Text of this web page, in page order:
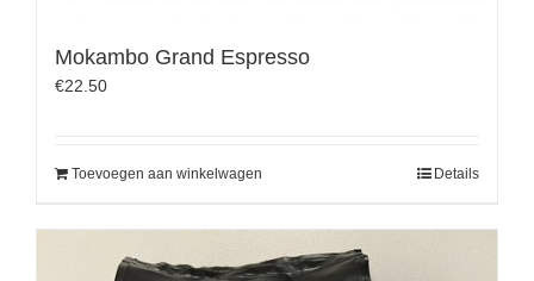
Mokambo Grand Espresso
€22.50
Toevoegen aan winkelwagen Details